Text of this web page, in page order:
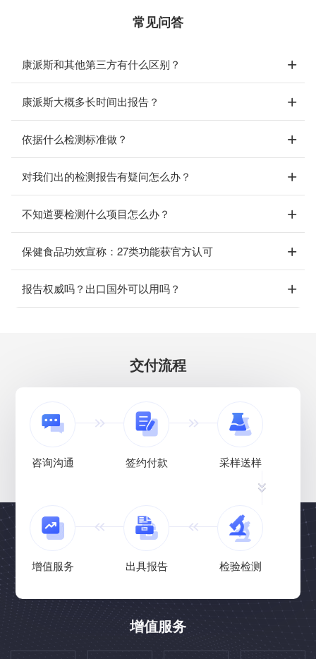
常见问答
康派斯和其他第三方有什么区别？
康派斯大概多长时间出报告？
依据什么检测标准做？
对我们出的检测报告有疑问怎么办？
不知道要检测什么项目怎么办？
保健食品功效宣称：27类功能获官方认可
报告权威吗？出口国外可以用吗？
交付流程
咨询沟通 签约付款 采样送样
增值服务 出具报告 检验检测
增值服务